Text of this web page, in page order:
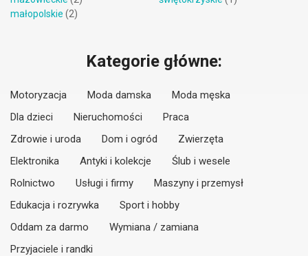
małopolskie (2)
Kategorie główne:
Motoryzacja Moda damska
Moda męska
Dla dzieci
Nieruchomości
Praca
Zdrowie i uroda
Dom i ogród
Zwierzęta
Elektronika
Antyki i kolekcje
Ślub i wesele
Rolnictwo
Usługi i firmy
Maszyny i przemysł
Edukacja i rozrywka
Sport i hobby
Oddam za darmo
Wymiana / zamiana
Przyjaciele i randki